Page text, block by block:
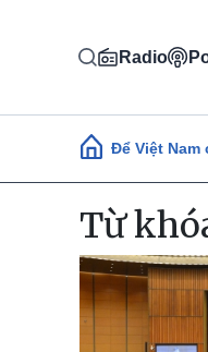
Radio
Main Để Việt Nam
Từ